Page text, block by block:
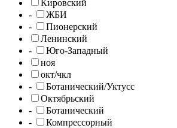
Кировский
-
ЖБИ
-
Пионерский
Ленинский
-
Юго-Западный
ноя
окт/чкл
-
Ботанический/Уктусс
Октябрьский
-
Ботанический
-
Компрессорный